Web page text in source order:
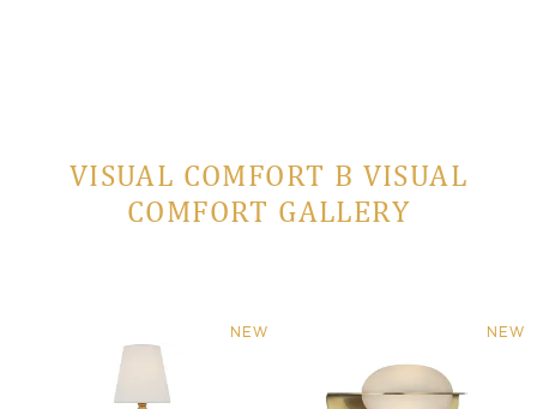
VISUAL COMFORT В VISUAL
COMFORT GALLERY
NEW NEW